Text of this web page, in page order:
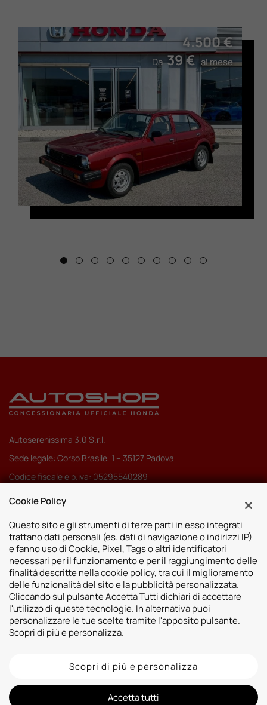
4.500 €
Da39 €al mese
Autoserenissima 3.0 S.r.l.
Sede legale: Corso Brasile, 1 – 35127 Padova
Codice fiscale e p.iva: 05295540289
Pec:autoserenissima3.0srl@legalmail.it
Sedi
Vicenza
Padova
Venezia
Risorse
Contatti
2026 © Autoshop Srl. Tutti i diritti riservati.Privacy Policy
Informativa sulla trasparenza assicurativa
Cookie Policy
Questo sito e gli strumenti di terze parti in esso integrati
trattano dati personali (es. dati di navigazione o indirizzi IP)
e fanno uso di Cookie, Pixel, Tags o altri identificatori
necessari per il funzionamento e per il raggiungimento delle
finalità descritte nella cookie policy, tra cui il miglioramento
delle funzionalità del sito e la pubblicità personalizzata.
Cliccando sul pulsante Accetta Tutti dichiari di accettare
l'utilizzo di queste tecnologie. In alternativa puoi
personalizzare le tue scelte tramite l'apposito pulsante.
Scopri di più e personalizza.
Scopri di più e personalizza
Accetta tutti